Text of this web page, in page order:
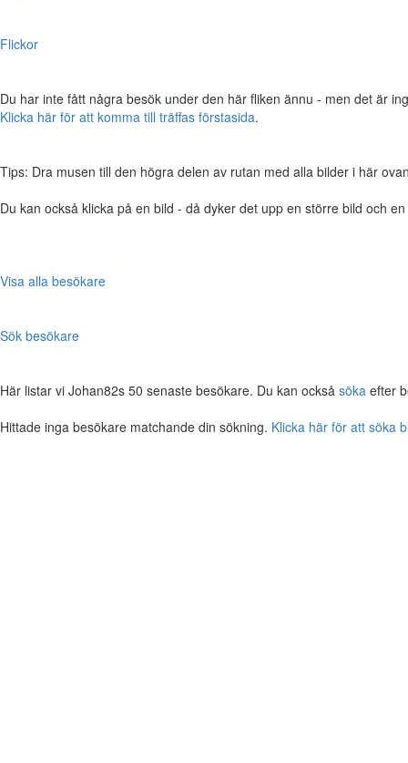
Flickor
Du har inte fått några besök under den här fliken ännu - men det är
Klicka här för att komma till träffas förstasida.
Tips: Dra musen till den högra delen av rutan med alla bilder i här
Du kan också klicka på en bild - då dyker det upp en större bild och
Visa alla besökare
Sök besökare
Här listar vi Johan82s 50 senaste besökare. Du kan också söka efter
Hittade inga besökare matchande din sökning. Klicka här för att söka